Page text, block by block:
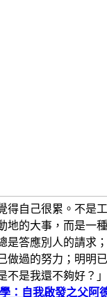
得自己很累。不是
地的大事，而是一
是答應別人的請求
做過的努力；明明
不是我還不夠好？
：自我啟發之父阿